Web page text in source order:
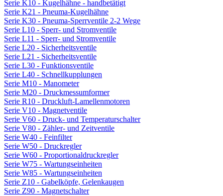
Serie K10 - Kugelhähne - handbetätigt
Serie K21 - Pneuma-Kugelhähne
Serie K30 - Pneuma-Sperrventile 2-2 Wege
Serie L10 - Sperr- und Stromventile
Serie L11 - Sperr- und Stromventile
Serie L20 - Sicherheitsventile
Serie L21 - Sicherheitsventile
Serie L30 - Funktionsventile
Serie L40 - Schnellkupplungen
Serie M10 - Manometer
Serie M20 - Druckmessumformer
Serie R10 - Druckluft-Lamellenmotoren
Serie V10 - Magnetventile
Serie V60 - Druck- und Temperaturschalter
Serie V80 - Zähler- und Zeitventile
Serie W40 - Feinfilter
Serie W50 - Druckregler
Serie W60 - Proportionaldruckregler
Serie W75 - Wartungseinheiten
Serie W85 - Wartungseinheiten
Serie Z10 - Gabelköpfe, Gelenkaugen
Serie Z90 - Magnetschalter